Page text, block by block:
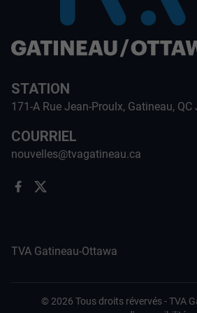
STATION
171-A Rue Jean-Proulx, Gatineau, QC
COURRIEL
nouvelles@tvagatineau.ca
TVA Gatineau-Ottawa
© 2026 Tous droits révervés -TVA